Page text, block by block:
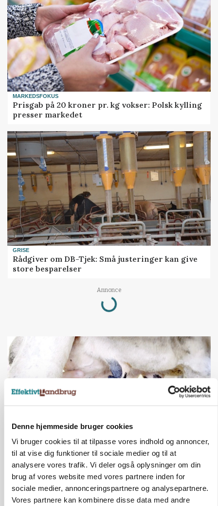
Denne hjemmeside bruger cookies
Vi bruger cookies til at tilpasse vores indhold og annoncer,
til at vise dig funktioner til sociale medier og til at
analysere vores trafik. Vi deler også oplysninger om din
brug af vores website med vores partnere inden for
sociale medier, annonceringspartnere og analysepartnere.
Vores partnere kan kombinere disse data med andre
MARKEDSFOKUS
Prisgab på 20 kroner pr. kg vokser: Polsk kylling
presser markedet
GRISE
Rådgiver om DB-Tjek: Små justeringer kan give
store besparelser
Annonce
Loading...
MARKED
Russisk mælkepris dykker 23 procent
Annonce